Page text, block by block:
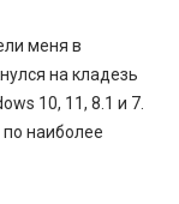
меня в
на кладезь
10, 11, 8.1 и 7.
наиболее